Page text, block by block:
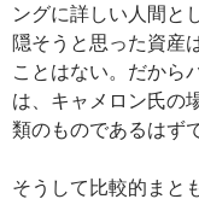
ングに詳しい人間と
隠そうと思った資産
ことはない。だから
は、キャメロン氏の
類のものであるはず
そうして比較的まと